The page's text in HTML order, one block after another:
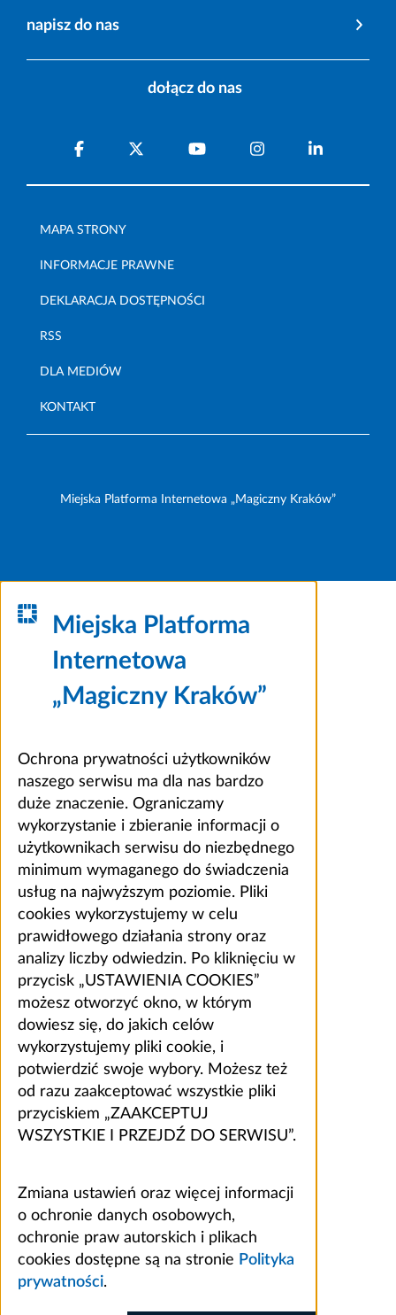
napisz do nas
dołącz do nas
MAPA STRONY
INFORMACJE PRAWNE
DEKLARACJA DOSTĘPNOŚCI
RSS
DLA MEDIÓW
KONTAKT
Miejska Platforma Internetowa „Magiczny Kraków”
Miejska Platforma
Internetowa
„Magiczny Kraków”
Ochrona prywatności użytkowników
naszego serwisu ma dla nas bardzo
duże znaczenie. Ograniczamy
wykorzystanie i zbieranie informacji o
użytkownikach serwisu do niezbędnego
minimum wymaganego do świadczenia
usług na najwyższym poziomie. Pliki
cookies wykorzystujemy w celu
prawidłowego działania strony oraz
analizy liczby odwiedzin. Po kliknięciu w
przycisk „USTAWIENIA COOKIES”
możesz otworzyć okno, w którym
dowiesz się, do jakich celów
wykorzystujemy pliki cookie, i
potwierdzić swoje wybory. Możesz też
od razu zaakceptować wszystkie pliki
przyciskiem „ZAAKCEPTUJ
WSZYSTKIE I PRZEJDŹ DO SERWISU”.
Zmiana ustawień oraz więcej informacji
o ochronie danych osobowych,
ochronie praw autorskich i plikach
cookies dostępne są na stronie Polityka
prywatności.